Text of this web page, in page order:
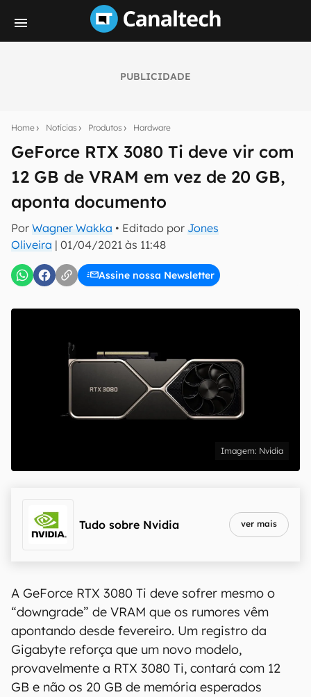
PUBLICIDADE
Home Notícias Produtos Hardware
GeForce RTX 3080 Ti deve vir com
12 GB de VRAM em vez de 20 GB,
aponta documento
Por Wagner Wakka • Editado por Jones
Oliveira | 01/04/2021 às 11:48
Assine nossa Newsletter
notícias e reviews sobre tecnologia em primeira
mão.
E-mail
inscreva-se
Confirmo que li, aceito e concordo com os Termos de
Uso e Política de Privacidade do Canaltech.
Nvidia
Tudo sobre Nvidia ver mais
A GeForce RTX 3080 Ti deve sofrer mesmo o
“downgrade” de VRAM que os rumores vêm
apontando desde fevereiro. Um registro da
Gigabyte reforça que um novo modelo,
provavelmente a RTX 3080 Ti, contará com 12
GB e não os 20 GB de memória esperados